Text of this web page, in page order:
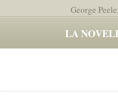
George
LA